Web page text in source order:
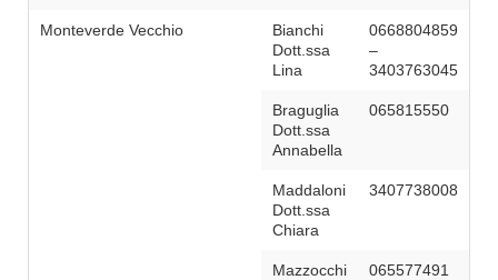
Monteverde Vecchio
Bianchi
Dott.ssa
Lina
0668804859
–
3403763045
Braguglia
Dott.ssa
Annabella
065815550
Maddaloni
Dott.ssa
Chiara
3407738008
Mazzocchi
065577491